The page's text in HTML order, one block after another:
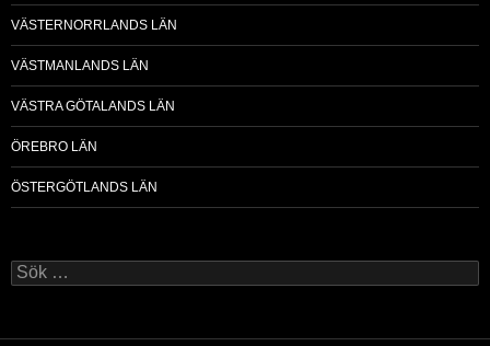
VÄSTERNORRLANDS LÄN
VÄSTMANLANDS LÄN
VÄSTRA GÖTALANDS LÄN
ÖREBRO LÄN
ÖSTERGÖTLANDS LÄN
Sök
efter: